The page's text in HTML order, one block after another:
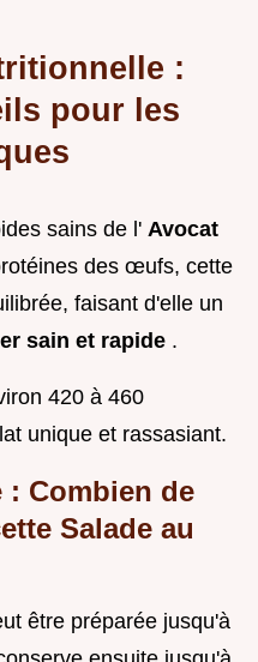
:
pour les
sains de l' Avocat
des œufs, cette
faisant d'elle un
sain et rapide .
420 à 460
unique et rassasiant.
: Combien de
Salade au
être préparée jusqu'à